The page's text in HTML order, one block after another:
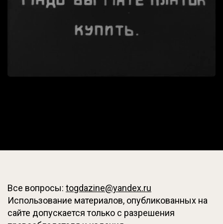
Все вопросы: togdazine@yandex.ru
Использование материалов, опубликованных на
сайте допускается только с разрешения